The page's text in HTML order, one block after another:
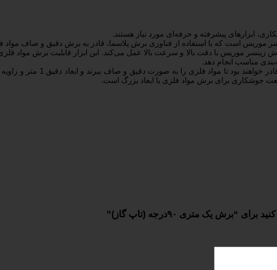
که با استفاده از فناوری برش پلاسما، قادر به برش دقیق و صاف مواد فلزی با ابعاد بزرگ مانند
زینسر موریس با دقت بالا و سرعت بالا عمل می‌کند. این ابزار قابلیت برش مواد
جوشکاری برای برش مواد فلزی با ابعاد بزرگ است.
یک متری ۹۰درجه (تاپ گاز)”